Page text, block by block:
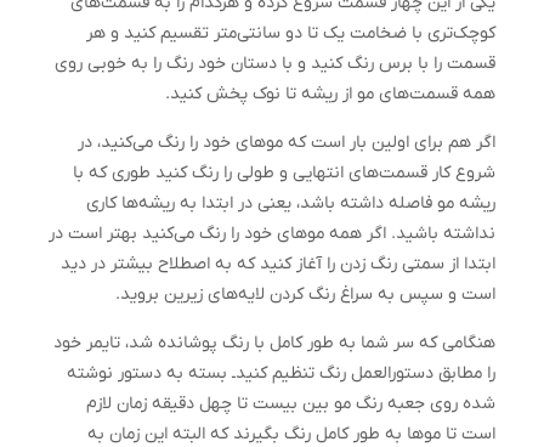
کوچک‌تری با ضخامت یک تا دو سانتی‌متر تقسیم کنید و هر
قسمت را با برس رنگ کنید و با دستان خود رنگ را به خوبی روی
همه قسمت‌های مو از ریشه تا نوک پخش کنید.
اگر هم برای اولین بار است که مو‌های خود را رنگ می‌کنید، در
شروع کار قسمت‌های انتهایی و طولی را رنگ کنید طوری که با
ریشه مو فاصله داشته باشد، یعنی در ابتدا به ریشه‌ها کاری
نداشته باشید. اگر همه مو‌های خود را رنگ می‌کنید بهتر است در
ابتدا از سمتی رنگ زدن را آغاز کنید که به اصطلاح بیشتر در دید
است و سپس به سراغ رنگ کردن لایه‌های زیرین بروید.
هنگامی که سر شما به طور کامل با رنگ پوشانده شد، تایمر خود
را مطابق دستورالعمل رنگ تنظیم کنیدـ بسته به دستور نوشته
شده روی جعبه رنگ مو بین بیست تا چهل دقیقه زمان لازم
است تا مو‌ها به طور کامل رنگ بگیرند که البته این زمان به